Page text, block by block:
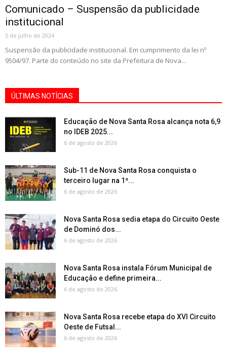
Comunicado – Suspensão da publicidade
institucional
5 de julho de 2024
Suspensão da publicidade institucional. Em cumprimento da lei nº
9504/97. Parte do conteúdo no site da Prefeitura de Nova...
ÚLTIMAS NOTÍCIAS
Educação de Nova Santa Rosa alcança nota 6,9
no IDEB 2025...
6 de agosto de 2026
Sub-11 de Nova Santa Rosa conquista o
terceiro lugar na 1ª...
6 de agosto de 2026
Nova Santa Rosa sedia etapa do Circuito Oeste
de Dominó dos...
6 de agosto de 2026
Nova Santa Rosa instala Fórum Municipal de
Educação e define primeira...
6 de agosto de 2026
Nova Santa Rosa recebe etapa do XVI Circuito
Oeste de Futsal...
6 de agosto de 2026